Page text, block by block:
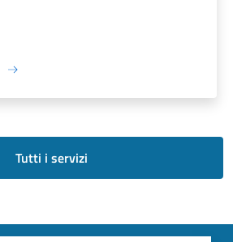
Tutti i servizi